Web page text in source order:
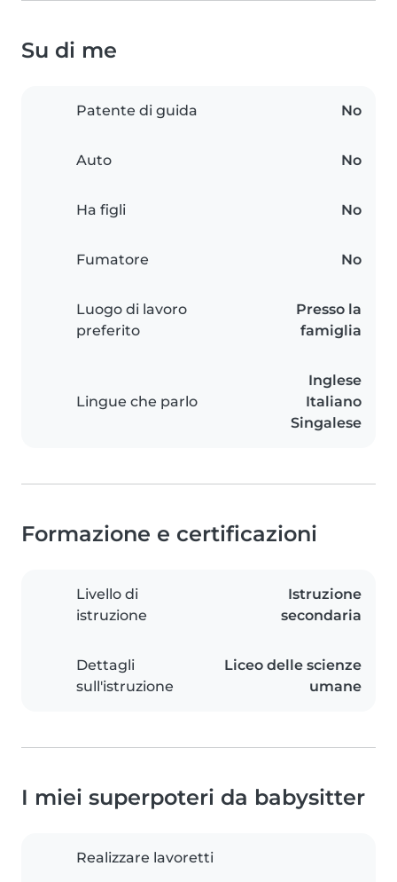
Su di me
Patente di guida No
Auto No
Ha figli No
Fumatore No
Luogo di lavoro
preferito
Presso la
famiglia
Lingue che parlo
Inglese
Italiano
Singalese
Formazione e certificazioni
Livello di
istruzione
Istruzione
secondaria
Dettagli
sull'istruzione
Liceo delle scienze
umane
I miei superpoteri da babysitter
Realizzare lavoretti